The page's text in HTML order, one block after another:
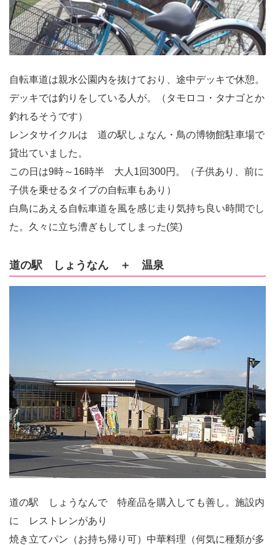
自転車道は親水公園内を抜けており、途中デッキで休憩。
デッキでは釣りをしている人が。（タモロコ・タナゴとか
釣れるそうです）
レンタサイクルは 道の駅しょなん・鳥の博物館駐車場で
貸出ていました。
この日は9時～16時半 大人1回300円。（子供あり、前に
子供を乗せるタイプの自転車もあり）
白鳥にあえる自転車道を風を感じ走り気持ち良い時間でし
た。久々に立ち漕ぎもしてしまった(笑)
道の駅 しょうなん ＋ 温泉
道の駅 しょうなんで 特産品を購入しても善し。施設内
に レストレンがあり
焼き立てパン（お持ち帰り可）中華料理（何気に種類が多